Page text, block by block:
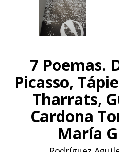
7 Poemas.
Picasso,
Tharrats,
Cardona
María